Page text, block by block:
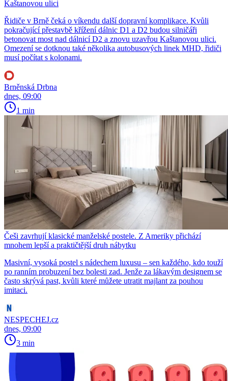
Kaštanovou ulici
Řidiče v Brně čeká o víkendu další dopravní komplikace. Kvůli
pokračující přestavbě křížení dálnic D1 a D2 budou silničáři
betonovat most nad dálnicí D2 a znovu uzavřou Kaštanovou ulici.
Omezení se dotknou také několika autobusových linek MHD, řidiči
musí počítat s kolonami.
Brněnská Drbna
dnes, 09:00
1 min
Češi zavrhují klasické manželské postele. Z Ameriky přichází
mnohem lepší a praktičtější druh nábytku
Masivní, vysoká postel s nádechem luxusu – sen každého, kdo touží
po ranním probuzení bez bolesti zad. Jenže za lákavým designem se
často skrývá past, kvůli které můžete utratit majlant za pouhou
imitaci.
NESPECHEJ.cz
dnes, 09:00
3 min